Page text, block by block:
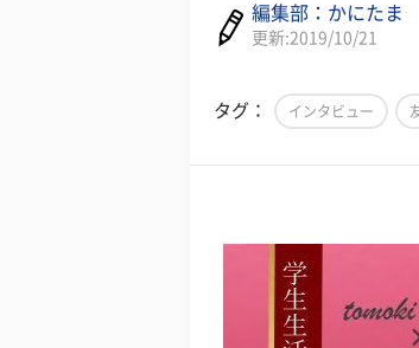
編集部：かにたま
更新:2019/10/21
タグ： インタビュー